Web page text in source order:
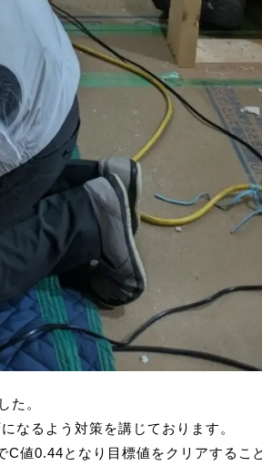
た。
なるよう対策を講じております。
C値0.44となり目標値をクリアするこ